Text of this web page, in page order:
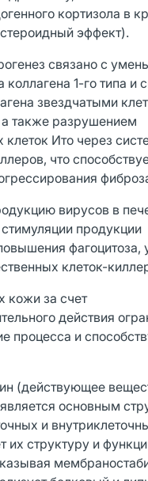
кортизола в
эффект).
связано с
коллагена 1-го типа и
звездчатыми
также разрушением
клеток Ито через
что
вирусов в
продукции
фагоцитоза,
клеток-
кожи за счет
действия
процесса и
(действующее
основным
и
их структуру и